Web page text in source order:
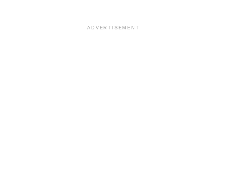
ADVERTISEMENT